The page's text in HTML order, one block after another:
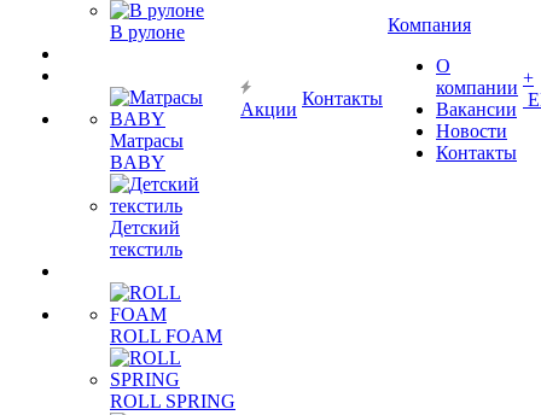
В рулоне
Матрасы
BABY
Детский
текстиль
ROLL FOAM
ROLL SPRING
Акции
Контакты
Компания
О
компании
Вакансии
Новости
Контакты
+